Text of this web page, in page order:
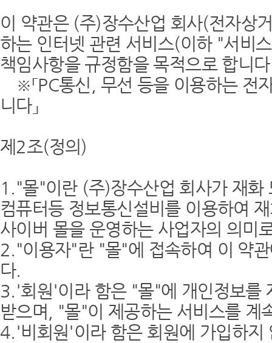
이 약관은 (주)장수산업 회사(전자상
하는 인터넷 관련 서비스(이하 "서비
책임사항을 규정함을 목적으로 합니
※「PC통신, 무선 등을 이용하는 전
니다」
제2조(정의)
1."몰"이란 (주)장수산업 회사가 재
컴퓨터등 정보통신설비를 이용하여
사이버 몰을 운영하는 사업자의 의미
2."이용자"란 "몰"에 접속하여 이 약
다.
3.'회원'이라 함은 "몰"에 개인정보를
받으며, "몰"이 제공하는 서비스를 계
4.'비회원'이라 함은 회원에 가입하지